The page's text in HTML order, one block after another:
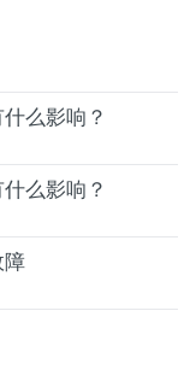
么影响？
么影响？